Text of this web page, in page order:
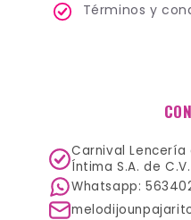
Términos y
Carnival
Íntima S.A. de C.V.
Whatsapp: